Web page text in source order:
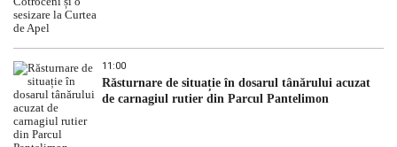
11:00
Răsturnare de situație în dosarul tânărului acuzat
de carnagiul rutier din Parcul Pantelimon